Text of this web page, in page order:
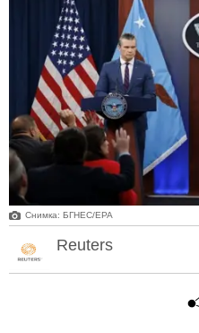
Снимка: БГНЕС/ЕРА
Reuters